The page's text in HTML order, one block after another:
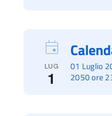
LUG
1
01 Luglio
2050 ore